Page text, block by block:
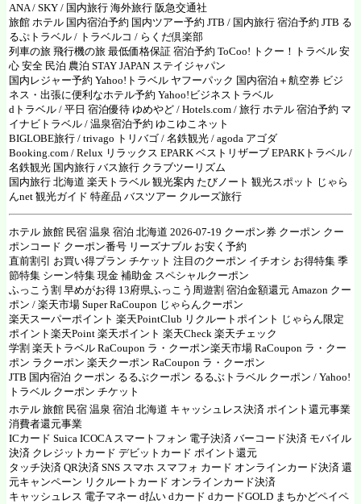
ANA/ SKY / 国内旅行 海外旅行 阪急交通社
旅館 ホテル 国内宿泊予約 国内ツアー予約 JTB / 国内旅行 宿泊予約 JTB る
るぷトラベル / トラベルコ / らくだ倶楽部
列車の旅 飛行機の旅 最低価格保証 宿泊予約 ToCoo! トクー！トラベル 安
心 安全 民泊 農泊 STAY JAPAN ステイジャパン
国内レジャー予約 Yahoo!トラベル ヤフーパック 国内宿泊＋航空券 ビジ
ネス・出張に便利なホテル予約 Yahoo!ビジネストラベル
dトラベル / 平日 宿泊優待 ゆめやど / Hotels.com / 旅行 ホテル 宿泊予約 マ
イナビトラベル / 温泉宿泊予約 ゆこゆこネット
BIGLOBE旅行 / trivago トリバゴ / 名鉄観光 / agoda アゴダ
Booking.com / Relux リラックス EPARK ベストリザーブ EPARKトラベル /
名鉄観光 国内旅行 バス旅行 クラブツーリズム
国内旅行 北海道 楽天トラベル 観光案内 たびノート 観光スポット じゃら
んnet 観光ガイド 特産品 バスツアー クルーズ旅行
ホテル 旅館 民宿 温泉 宿泊 北海道 2026-07-19 クーポン券 クーポン クー
ポンコード クーポン番号 リーズナブル お安く予約
直前割引 お買い得プラン チケット 注目のクーポン イチオシ お得特集 季
節特集 シーン特集 現金 補助金 スペシャルクーポン
ふっこう割 早めがお得 13府県ふっこう周遊割 宿泊金額還元 Amazon クー
ポン / 楽天市場 Super RaCoupon じゃらんクーポン
楽天スーパーポイント 楽天PointClub リクルートポイント じゃらん限定
ポイント楽天Point 楽天ポイント 楽天Check 楽天チェック
学割 楽天トラベル RaCoupon ラ・クーポン楽天市場 RaCoupon ラ・クー
ポン ラクーポン 楽天クーポン RaCoupon ラ・クーポン
JTB 国内宿泊 クーポン るるぶクーポン るるぶトラベル クーポン / Yahoo!
トラベル クーポン チケット
ホテル 旅館 民宿 温泉 宿泊 北海道 キャッシュレス決済 ポイント還元事業
消費者還元事業
ICカード Suica ICOCA スマートフォン 電子決済 バーコード決済 モバイル
決済 クレジットカード デビットカード ポイント還元
タッチ決済 QR決済 SNS スマホ スマフォ カード オンラインカード決済 還
元キャンペーン リクルートカード オンラインカード決済
キャッシュレス 電子マネー d払い dカード dカードGOLD まちかどペイペ